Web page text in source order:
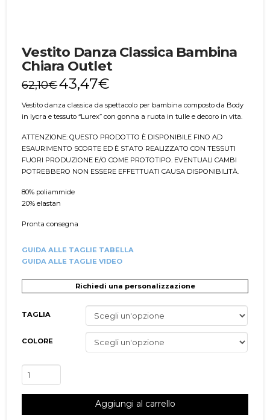
Vestito Danza Classica Bambina
Chiara Outlet
62,10€43,47€
Vestito danza classica da spettacolo per bambina composto da Body
in lycra e tessuto “Lurex” con gonna a ruota in tulle e decoro in vita.
ATTENZIONE: QUESTO PRODOTTO È DISPONIBILE FINO AD
ESAURIMENTO SCORTE ED È STATO REALIZZATO CON TESSUTI
FUORI PRODUZIONE E/O COME PROTOTIPO. EVENTUALI CAMBI
POTREBBERO NON ESSERE EFFETTUATI CAUSA DISPONIBILITÀ.
80% poliammide
20% elastan
Pronta consegna
GUIDA ALLE TAGLIE TABELLA
GUIDA ALLE TAGLIE VIDEO
Richiedi una personalizzazione
TAGLIA
COLORE
Danza
Chiara
Aggiungi al carrello